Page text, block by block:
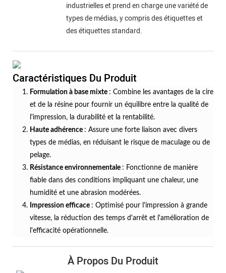
industrielles et prend en charge une variété de
types de médias, y compris des étiquettes et
des étiquettes standard.
Caractéristiques Du Produit
Formulation à base mixte : Combine les avantages de la cire
et de la résine pour fournir un équilibre entre la qualité de
l'impression, la durabilité et la rentabilité.
Haute adhérence : Assure une forte liaison avec divers
types de médias, en réduisant le risque de maculage ou de
pelage.
Résistance environnementale : Fonctionne de manière
fiable dans des conditions impliquant une chaleur, une
humidité et une abrasion modérées.
Impression efficace : Optimisé pour l'impression à grande
vitesse, la réduction des temps d'arrêt et l'amélioration de
l'efficacité opérationnelle.
À Propos Du Produit